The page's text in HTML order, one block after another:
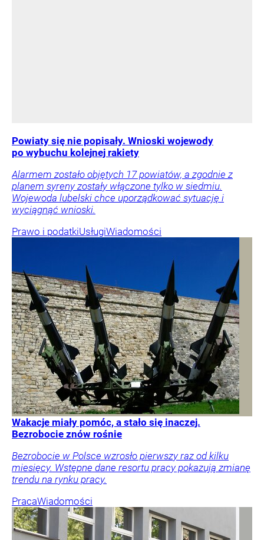
Powiaty się nie popisały. Wnioski wojewody
po wybuchu kolejnej rakiety
Alarmem zostało objętych 17 powiatów, a zgodnie z
planem syreny zostały włączone tylko w siedmiu.
Wojewoda lubelski chce uporządkować sytuację i
wyciągnąć wnioski.
Prawo i podatkiUsługiWiadomości
Wakacje miały pomóc, a stało się inaczej.
Bezrobocie znów rośnie
Bezrobocie w Polsce wzrosło pierwszy raz od kilku
miesięcy. Wstępne dane resortu pracy pokazują zmianę
trendu na rynku pracy.
PracaWiadomości